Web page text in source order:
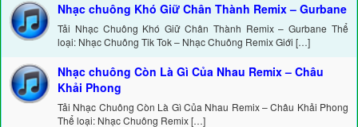
Nhạc chuông Khó Giữ Chân Thành Remix – Gurbane
Tải Nhạc Chuông Khó Giữ Chân Thành Remix – Gurbane Thể
loại: Nhạc Chuông Tik Tok – Nhạc Chuông Remix Giới […]
Nhạc chuông Còn Là Gì Của Nhau Remix – Châu
Khải Phong
Tải Nhạc Chuông Còn Là Gì Của Nhau Remix – Châu Khải Phong
Thể loại: Nhạc Chuông Remix […]